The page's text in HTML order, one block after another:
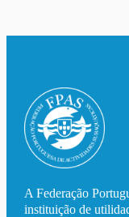
A Federação
instituição de